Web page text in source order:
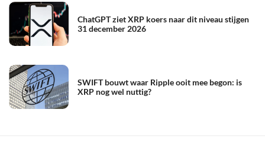
ChatGPT ziet XRP koers naar dit niveau stijgen
31 december 2026
SWIFT bouwt waar Ripple ooit mee begon: is
XRP nog wel nuttig?